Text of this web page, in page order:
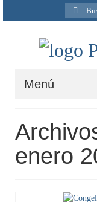
Buscar
por:
Menú
Quiénes
Servicios
Ingeniería
enero